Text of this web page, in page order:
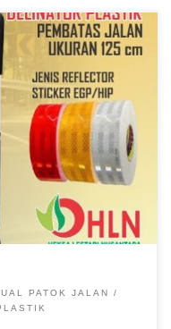
PATOK JALAN